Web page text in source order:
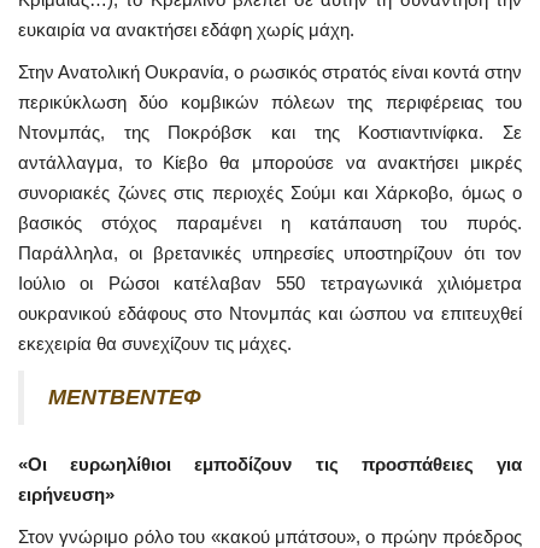
ευκαιρία να ανακτήσει εδάφη χωρίς μάχη.
Στην Ανατολική Ουκρανία, ο ρωσικός στρατός είναι κοντά στην
περικύκλωση δύο κομβικών πόλεων της περιφέρειας του
Ντονμπάς, της Ποκρόβσκ και της Κοστιαντινίφκα. Σε
αντάλλαγμα, το Κίεβο θα μπορούσε να ανακτήσει μικρές
συνοριακές ζώνες στις περιοχές Σούμι και Χάρκοβο, όμως ο
βασικός στόχος παραμένει η κατάπαυση του πυρός.
Παράλληλα, οι βρετανικές υπηρεσίες υποστηρίζουν ότι τον
Ιούλιο οι Ρώσοι κατέλαβαν 550 τετραγωνικά χιλιόμετρα
ουκρανικού εδάφους στο Ντονμπάς και ώσπου να επιτευχθεί
εκεχειρία θα συνεχίζουν τις μάχες.
MENTBENTEΦ
«Oι ευρωηλίθιοι εμποδίζουν τις προσπάθειες για
ειρήνευση»
Στον γνώριμο ρόλο του «κακού μπάτσου», ο πρώην πρόεδρος